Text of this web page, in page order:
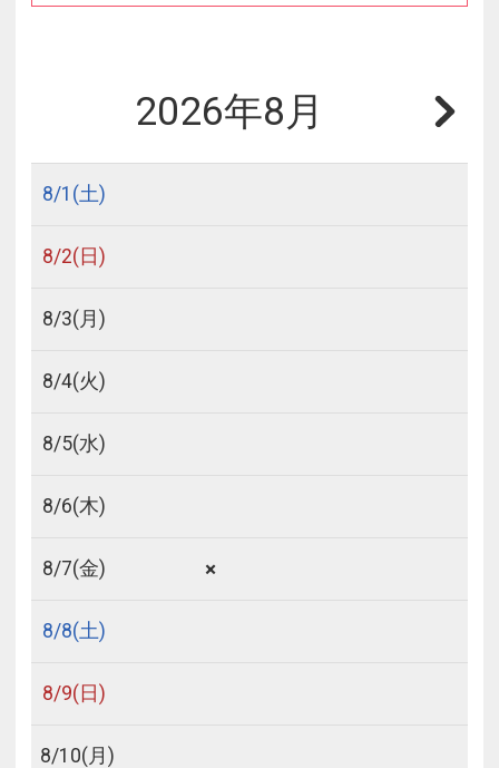
2026年8月
8/1 (土)
8/2(日)
8/3(月)
8/4(火)
8/5(水)
8/6(木)
8/7(金) ×
8/8(土)
8/9(日)
8/10(月)